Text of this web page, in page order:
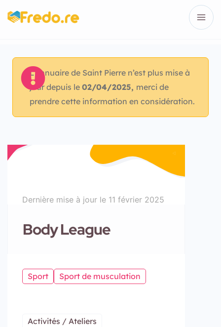
L’annuaire de Saint Pierre n’est plus mise à
jour depuis le02/04/2025, merci de
prendre cette information en considération.
Dernière mise à jour le 11 février 2025
Body League
Sport Sport de musculation
Activités / Ateliers